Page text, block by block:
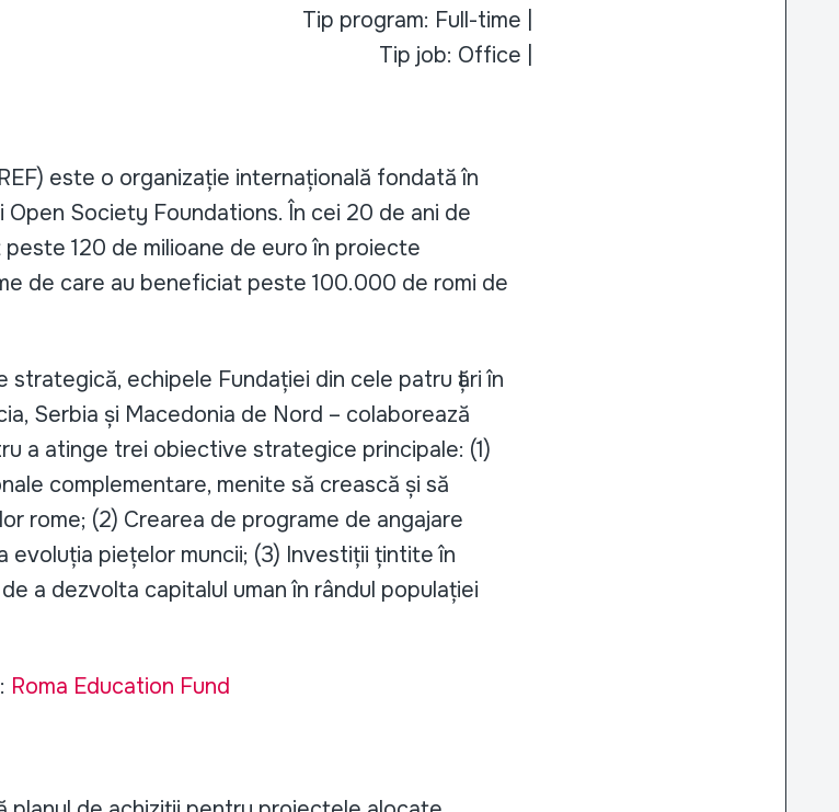
Tip program: Full-time |
Tip job: Office |
este o organizație internațională fondată în
Society Foundations. În cei 20 de ani de
120 de milioane de euro în proiecte
de care au beneficiat peste 100.000 de romi de
strategică, echipele Fundației din cele patru țări în
Serbia și Macedonia de Nord – colaborează
a atinge trei obiective strategice principale: (1)
complementare, menite să crească și să
rome; (2) Crearea de programe de angajare
piețelor muncii; (3) Investiții țintite în
a dezvolta capitalul uman în rândul populației
: Roma Education Fund